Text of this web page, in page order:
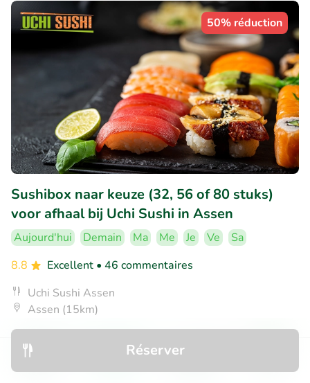
Réserver
50% réduction
Sushibox naar keuze (32, 56 of 80 stuks)
voor afhaal bij Uchi Sushi in Assen
Aujourd'hui Demain Ma Me Je Ve
Sa
8.8
Excellent • 46 commentaires
Uchi Sushi Assen
Assen (15km)
Vendu : 145